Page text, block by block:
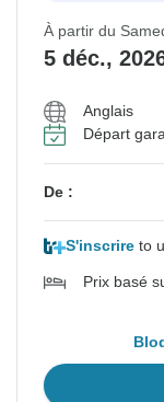
À partir du
5 déc.,
Anglais
Départ
De :
S'inscrire to
Prix basé